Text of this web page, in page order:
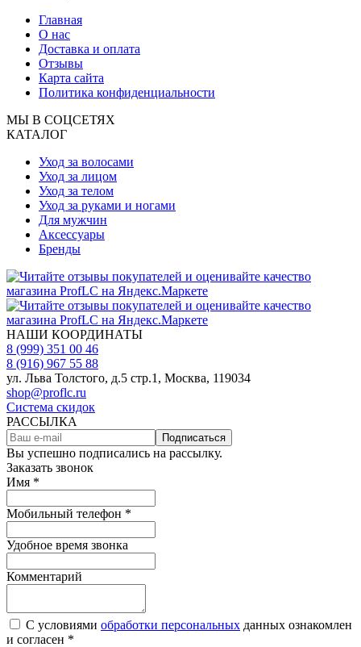
Главная
О нас
Доставка и оплата
Отзывы
Карта сайта
Политика конфиденциальности
МЫ В СОЦСЕТЯХ
КАТАЛОГ
Уход за волосами
Уход за лицом
Уход за телом
Уход за руками и ногами
Для мужчин
Аксессуары
Бренды
НАШИ КООРДИНАТЫ
8 (999) 351 00 46
8 (916) 967 55 88
ул. Льва Толстого, д.5 стр.1, Москва, 119034
shop@proflc.ru
Система скидок
РАССЫЛКА
Подписаться
Вы успешно подписались на рассылку.
Заказать звонок
Имя *
Мобильный телефон *
Удобное время звонка
Комментарий
С условиями обработки персональных данных ознакомлен
и согласен *